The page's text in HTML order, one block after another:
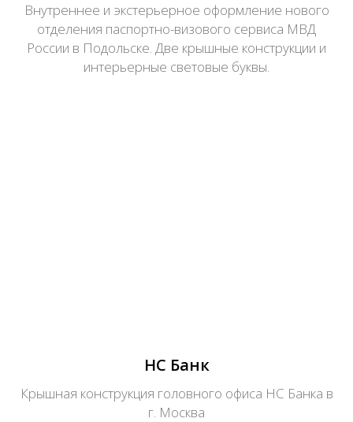
Внутреннее и экстерьерное оформление нового
отделения паспортно-визового сервиса МВД
России в Подольске. Две крышные конструкции и
интерьерные световые буквы.
НС Банк
Крышная конструкция головного офиса НС Банка в
г. Москва